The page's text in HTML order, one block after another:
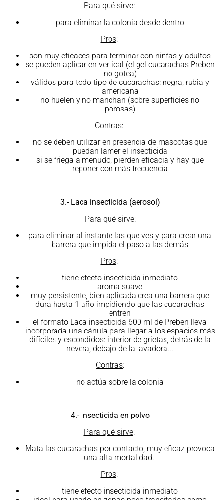
Para qué sirve:
para eliminar la colonia desde dentro
Pros:
son muy eficaces para terminar con ninfas y adultos
se pueden aplicar en vertical (el gel cucarachas Preben
no gotea)
válidos para todo tipo de cucarachas: negra, rubia y
americana
no huelen y no manchan (sobre superficies no
porosas)
Contras:
no se deben utilizar en presencia de mascotas que
puedan lamer el insecticida
si se friega a menudo, pierden eficacia y hay que
reponer con más frecuencia
3.- Laca insecticida (aerosol)
Para qué sirve:
para eliminar al instante las que ves y para crear una
barrera que impida el paso a las demás
Pros:
tiene efecto insecticida inmediato
aroma suave
muy persistente, bien aplicada crea una barrera que
dura hasta 1 año impidiendo que las cucarachas
entren
el formato Laca insecticida 600 ml de Preben lleva
incorporada una cánula para llegar a los espacios más
difíciles y escondidos: interior de grietas, detrás de la
nevera, debajo de la lavadora...
Contras:
no actúa sobre la colonia
4.- Insecticida en polvo
Para qué sirve:
Mata las cucarachas por contacto, muy eficaz provoca
una alta mortalidad.
Pros:
tiene efecto insecticida inmediato